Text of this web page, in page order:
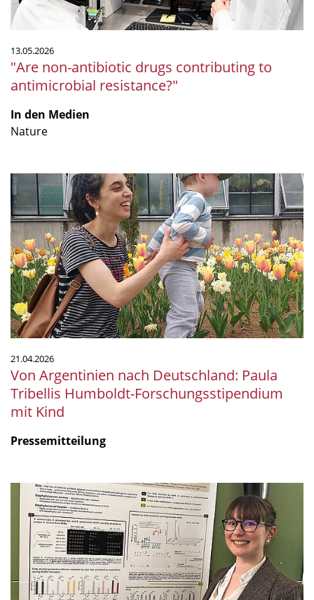
13.05.2026
"Are non-antibiotic drugs contributing to
antimicrobial resistance?"
In den Medien
Nature
Von
Argentinien
nach
Deutschland:
Paula
Tribellis
Humboldt-
Forschungsstipendium
mit
Kind
21.04.2026
Von Argentinien nach Deutschland: Paula
Tribellis Humboldt-Forschungsstipendium
mit Kind
Pressemitteilung
VAAM
Preis
beste
Poster
geht